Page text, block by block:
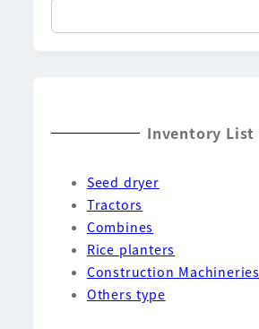
Inventory List
Seed dryer
Tractors
Combines
Rice planters
Construction Machineries
Others type